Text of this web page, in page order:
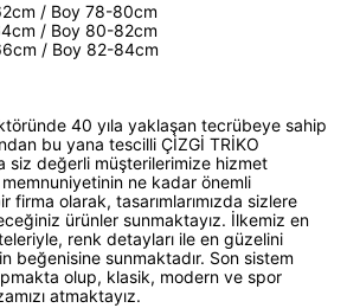
/ Boy 78-80cm
/ Boy 80-82cm
/ Boy 82-84cm
40 yıla yaklaşan tecrübeye sahip
bu yana tescilli ÇİZGİ TRİKO
siz değerli müşterilerimize hizmet
ne kadar önemli
firma olarak, tasarımlarımızda sizlere
ürünler sunmaktayız. İlkemiz en
renk detayları ile en güzelini
beğenisine sunmaktadır. Son sistem
olup, klasik, modern ve spor
atmaktayız.